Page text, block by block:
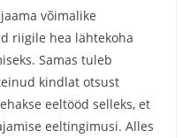
võimalike
riigile hea lähtekoha
Samas tuleb
kindlat otsust
eeltööd selleks, et
eeltingimusi. Alles